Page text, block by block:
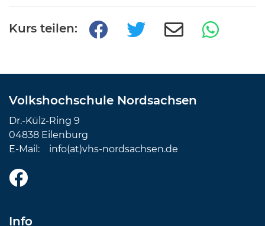
Kurs teilen:
Volkshochschule Nordsachsen
Dr.-Külz-Ring 9
04838 Eilenburg
E-Mail: info(at)vhs-nordsachsen.de
Info